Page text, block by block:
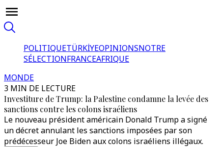
POLITIQUETÜRKİYEOPINIONSNOTRE
SÉLECTIONFRANCEAFRIQUE
MONDE
3 MIN DE LECTURE
Investiture de Trump: la Palestine condamne la levée des
sanctions contre les colons israéliens
Le nouveau président américain Donald Trump a signé
un décret annulant les sanctions imposées par son
prédécesseur Joe Biden aux colons israéliens illégaux.